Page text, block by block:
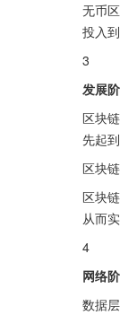
无币
投入
3
发展
区块
先起
区块
区块
从而
4
网络
数据